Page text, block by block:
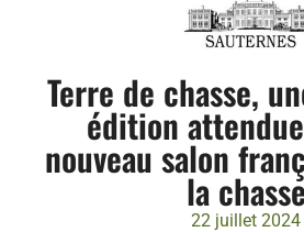
Terre de chasse,
édition
nouveau salon
la chasse
22 juillet 2024